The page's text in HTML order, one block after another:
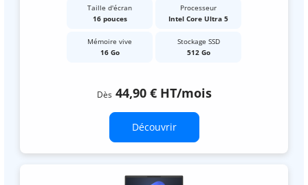
Taille d'écran
16 pouces
Processeur
Intel Core Ultra 5
Mémoire vive
16 Go
Stockage SSD
512 Go
Dès 44,90 € HT/mois
Découvrir